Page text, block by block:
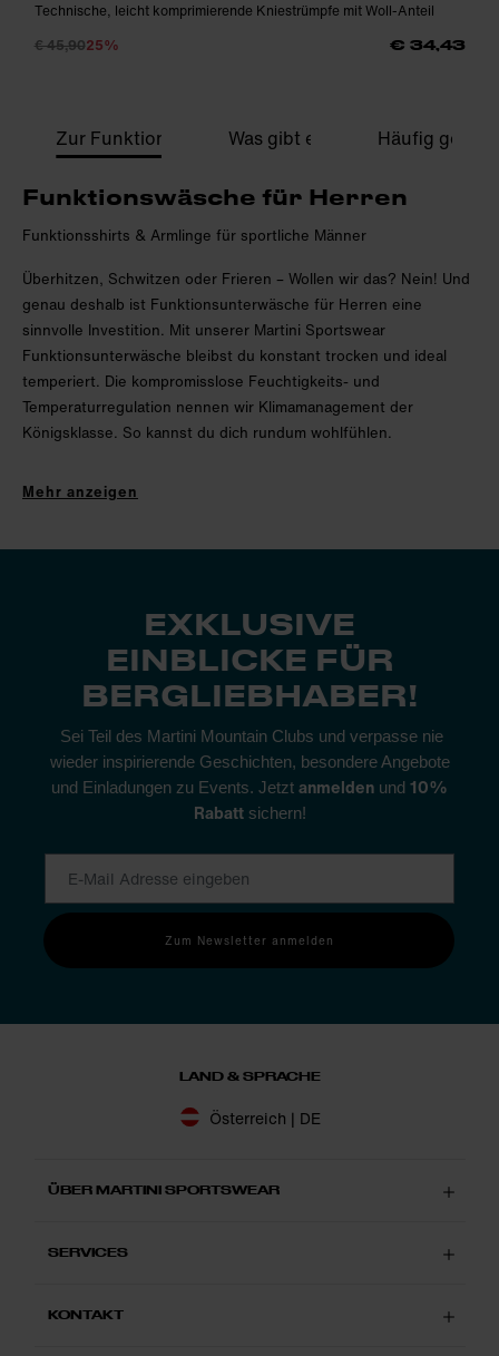
Technische, leicht komprimierende Kniestrümpfe mit Woll-Anteil
€ 45,9025% € 34,43
Zur Funktion unserer BekleidungWas gibt es zu beachten?
Häufig
Funktionswäsche für Herren
Funktionsshirts & Armlinge für sportliche Männer
Überhitzen, Schwitzen oder Frieren – Wollen wir das? Nein! Und
genau deshalb ist Funktionsunterwäsche für Herren eine
sinnvolle Investition. Mit unserer Martini Sportswear
Funktionsunterwäsche bleibst du konstant trocken und ideal
temperiert. Die kompromisslose Feuchtigkeits- und
Temperaturregulation nennen wir Klimamanagement der
Königsklasse. So kannst du dich rundum wohlfühlen.
oder multisportiv unterwegs bist, ob du ambitionierter
oder Winter trainierst – dank optimaler Körpertemperatur kannst
Sportabenteuer. Heißt: Mit der richtigen Funktionsunterwäsche
für Männer macht die Bewegung in der Natur am meisten Spaß!
Armlinge und Beinlinge aus unserem Seamless-Material
Sportsocken in der kurzen Sommer- und warmen Winter-
Variante
Baselayer, die direkt auf der Haut getragen werden
Wohlgefühl ist das Fundament für deine sportlichen
Höchstleistungen, die Basis für deinen vollen Genuss. Denn:
Nur wenn du dich in deiner Haut wohlfühlst, kannst du deine
ganze Energie auf die Bewegung konzentrieren und deine beste
Performance abrufen. Andersherum gesagt: Klebt die Kleidung
nass auf deiner Haut, wird dein körpereigenes Kühlsystem nicht
Aktivität. Die Lösung: Herren Funktionswäsche von Martini
Mehr anzeigen
EXKLUSIVE
EINBLICKE FÜR
BERGLIEBHABER!
Sei Teil des Martini Mountain Clubs und verpasse nie
wieder inspirierende Geschichten, besondere Angebote
und Einladungen zu Events. Jetzt anmelden und 10%
Rabatt sichern!
Zum Newsletter anmelden
LAND & SPRACHE
Österreich | DE
ÜBER MARTINI SPORTSWEAR
SERVICES
KONTAKT